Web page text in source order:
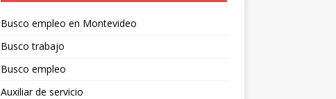
Busco empleo en Montevideo
Busco trabajo
Busco empleo
Auxiliar de servicio